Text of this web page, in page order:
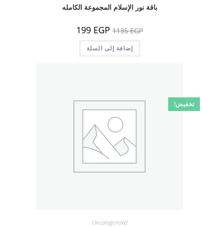
باقة نور الإسلام المجموعة الكامله
1135EGP السعر
الأصلي
هو:
1135 EGP.
199 EGP
إضافة إلى السلة
تخفيض!
Uncategorized